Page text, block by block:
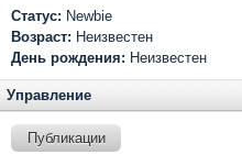
Статус: Newbie
Возраст: Неизвестен
День рождения: Неизвестен
Управление
Публикации